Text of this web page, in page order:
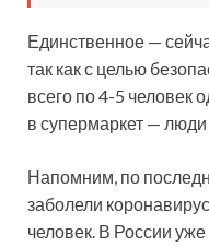
Единственное —
так как с целью
всего по 4-5 человек
в супермаркет — люди
Напомним, по
заболели
человек. В России